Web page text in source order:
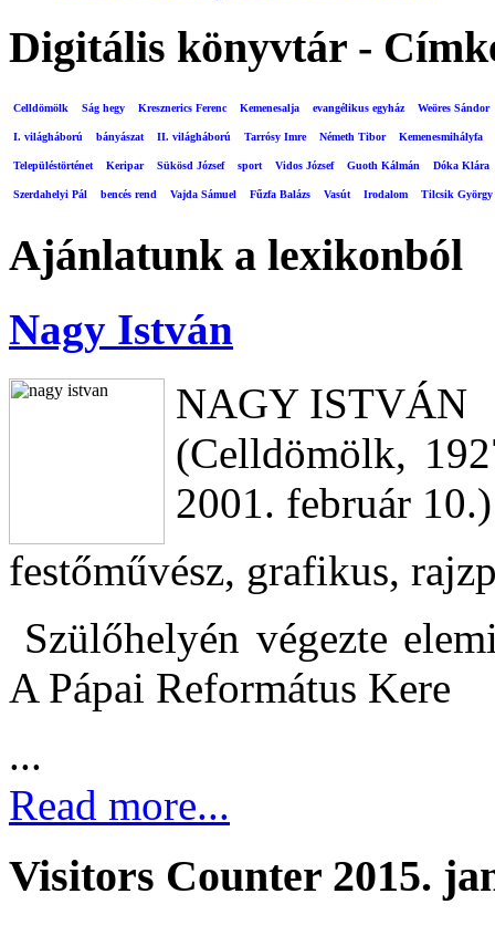
Digitális könyvtár -
Celldömölk Ság hegy Kresznerics Ferenc Kemenesalja evangélikus egyház Weöres Sándor
I. világháború bányászat II. világháború Tarrósy Imre Németh Tibor Kemenesmihályfa
Településtörténet Keripar Sükösd József sport Vidos József Guoth Kálmán Dóka Klára
Szerdahelyi Pál bencés rend Vajda Sámuel Fűzfa Balázs Vasút Irodalom Tilcsik György
Ajánlatunk a lexikonból
Nagy István
NAGY ISTVÁN
(Celldömölk,
2001. február 10.)
festőművész, grafikus,
Szülőhelyén végezte
A Pápai Református Kere
...
Read more...
Visitors Counter 2015.